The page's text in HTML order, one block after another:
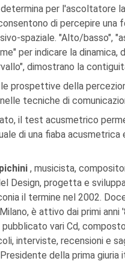
per l'ascoltatore
di percepire una
spaziale. "Alto/basso",
per indicare la
dimostrano la
prospettive della
tecniche di
il test acusmetrico
di una fiaba
, musicista,
Design, progetta e
il termine nel 2002.
è attivo dai primi
vari Cd,
interviste, recensioni e
della prima giuria